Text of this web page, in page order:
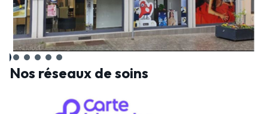
Nos réseaux de soins